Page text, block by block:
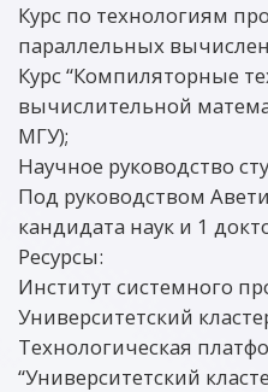
Курс по технологиям
параллельных
Курс “Компиляторные
вычислительной
МГУ);
Научное руководство
Под руководством
кандидата наук и 1
Ресурсы:
Институт системного
Университетский
Технологическая
“Университетский